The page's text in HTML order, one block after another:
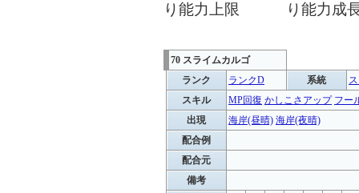
70 スライムカルゴ
ランク
ランクD 系統
スキル
MP回復 かしこさアップ フー
出現
海岸(昼晴) 海岸(夜晴)
配合例
配合元
備考